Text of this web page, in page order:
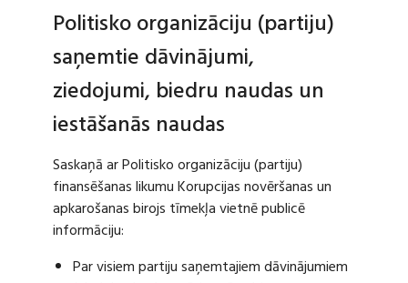
Politisko organizāciju (partiju)
saņemtie dāvinājumi,
ziedojumi, biedru naudas un
iestāšanās naudas
Saskaņā ar Politisko organizāciju (partiju)
finansēšanas likumu Korupcijas novēršanas un
apkarošanas birojs tīmekļa vietnē publicē
informāciju:
Par visiem partiju saņemtajiem dāvinājumiem